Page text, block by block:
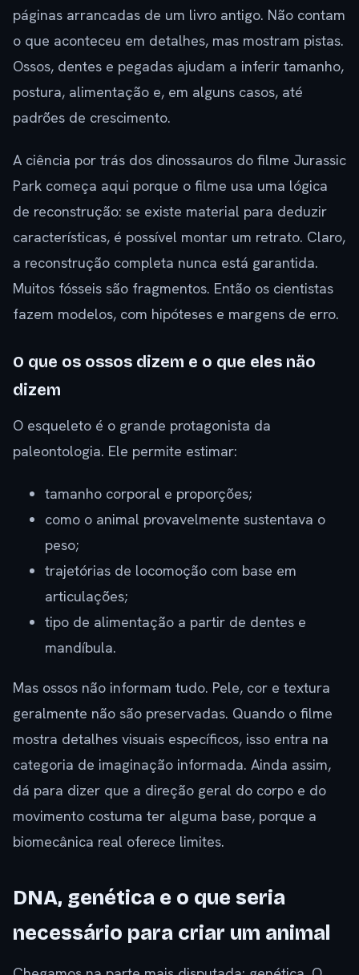
páginas arrancadas de um livro antigo. Não contam
o que aconteceu em detalhes, mas mostram pistas.
Ossos, dentes e pegadas ajudam a inferir tamanho,
postura, alimentação e, em alguns casos, até
padrões de crescimento.
A ciência por trás dos dinossauros do filme Jurassic
Park começa aqui porque o filme usa uma lógica
de reconstrução: se existe material para deduzir
características, é possível montar um retrato. Claro,
a reconstrução completa nunca está garantida.
Muitos fósseis são fragmentos. Então os cientistas
fazem modelos, com hipóteses e margens de erro.
O que os ossos dizem e o que eles não
dizem
O esqueleto é o grande protagonista da
paleontologia. Ele permite estimar:
tamanho corporal e proporções;
como o animal provavelmente sustentava o
peso;
trajetórias de locomoção com base em
articulações;
tipo de alimentação a partir de dentes e
mandíbula.
Mas ossos não informam tudo. Pele, cor e textura
geralmente não são preservadas. Quando o filme
mostra detalhes visuais específicos, isso entra na
categoria de imaginação informada. Ainda assim,
dá para dizer que a direção geral do corpo e do
movimento costuma ter alguma base, porque a
biomecânica real oferece limites.
DNA, genética e o que seria
necessário para criar um animal